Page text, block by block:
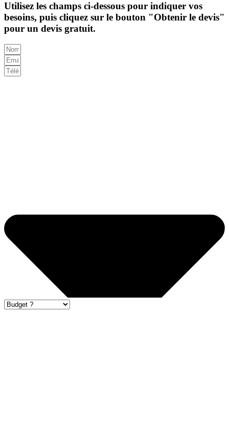
Utilisez les champs ci-dessous pour indiquer vos
besoins, puis cliquez sur le bouton "Obtenir le devis"
pour un devis gratuit.